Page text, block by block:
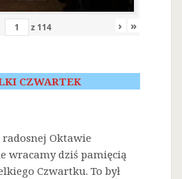
z 114 › »
CZWARTEK
Oktawie
wracamy dziś pamięcią
Czwartku. To był